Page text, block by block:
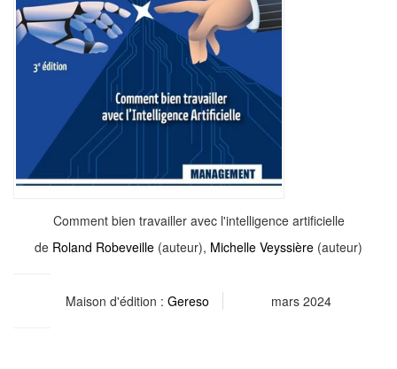
Comment bien travailler avec l'intelligence artificielle
de Roland Robeveille (auteur), Michelle Veyssière (auteur)
Maison d'édition : Gereso mars 2024